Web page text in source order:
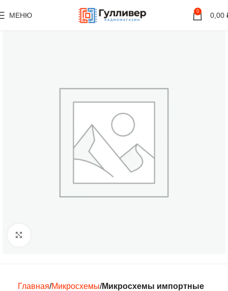
МЕНЮ 0 0,00
Главная Микросхемы Микросхемы импортные